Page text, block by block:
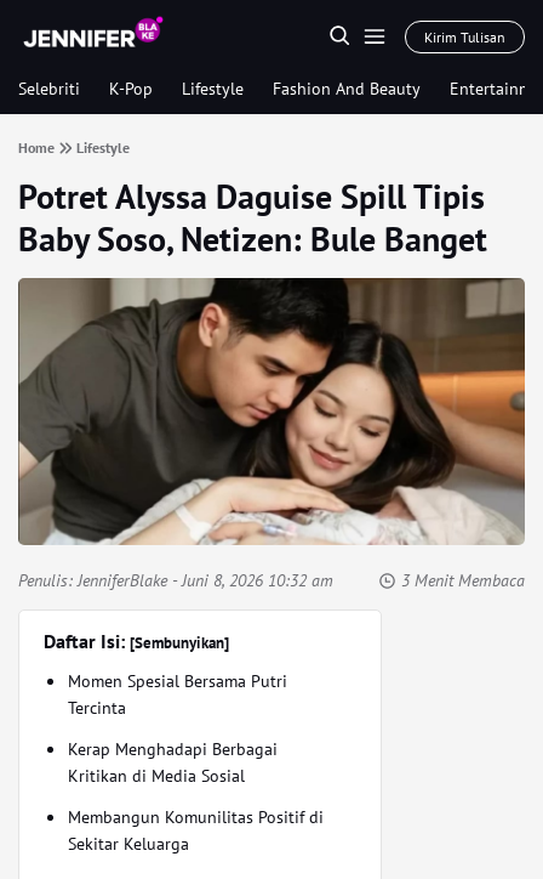
Kirim Tulisan
Selebriti K-Pop Lifestyle Fashion And Beauty
Home Lifestyle
Potret Alyssa Daguise Spill Tipis
Baby Soso, Netizen: Bule Banget
Penulis:JenniferBlake- Juni 8, 2026 10:32 am 3 Menit Membaca
Daftar Isi: [Sembunyikan]
Momen Spesial Bersama Putri
Tercinta
Kerap Menghadapi Berbagai
Kritikan di Media Sosial
Membangun Komunilitas Positif di
Sekitar Keluarga